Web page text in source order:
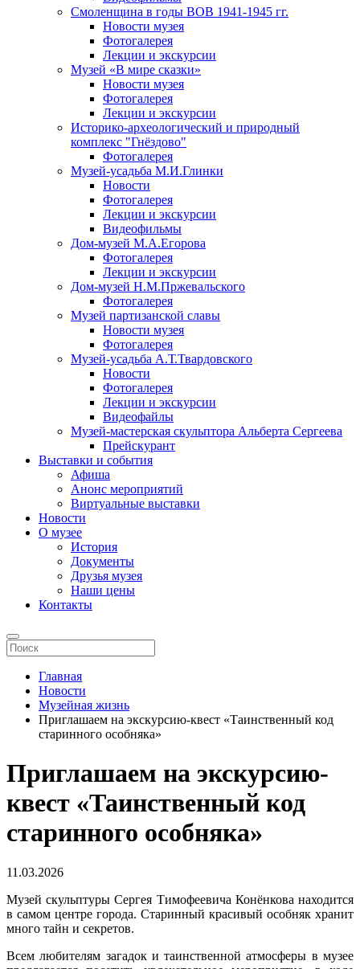
Смоленщина в годы ВОВ 1941-1945 гг.
Новости музея
Фотогалерея
Лекции и экскурсии
Музей «В мире сказки»
Новости музея
Фотогалерея
Лекции и экскурсии
Историко-археологический и природный
комплекс "Гнёздово"
Фотогалерея
Музей-усадьба М.И.Глинки
Новости
Фотогалерея
Лекции и экскурсии
Видеофильмы
Дом-музей М.А.Егорова
Фотогалерея
Лекции и экскурсии
Дом-музей Н.М.Пржевальского
Фотогалерея
Музей партизанской славы
Новости музея
Фотогалерея
Музей-усадьба А.Т.Твардовского
Новости
Фотогалерея
Лекции и экскурсии
Видеофайлы
Музей-мастерская скульптора Альберта Сергеева
Прейскурант
Выставки и события
Афиша
Анонс мероприятий
Виртуальные выставки
Новости
О музее
История
Документы
Друзья музея
Наши цены
Контакты
Главная
Новости
Музейная жизнь
Приглашаем на экскурсию-квест «Таинственный код
старинного особняка»
Приглашаем на экскурсию-
квест «Таинственный код
старинного особняка»
11.03.2026
Музей скульптуры Сергея Тимофеевича Конёнкова находится
в самом центре города. Старинный красивый особняк хранит
много тайн и секретов.
Всем любителям загадок и таинственной атмосферы в музее